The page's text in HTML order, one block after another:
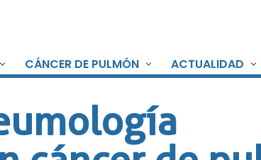
CÁNCER DE PULMÓN ACTUALIDAD